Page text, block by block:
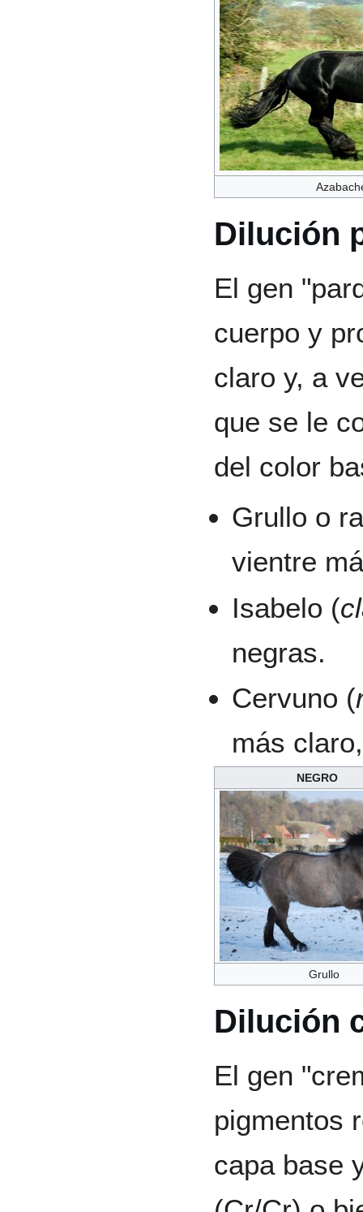
Dilución
El gen
cuerpo y
claro y, a
que se le
del color
Grullo o
vientre
Isabelo (
negras.
Cervuno (
más
NEGRO
Grullo
Dilución
El gen
pigmentos
capa base